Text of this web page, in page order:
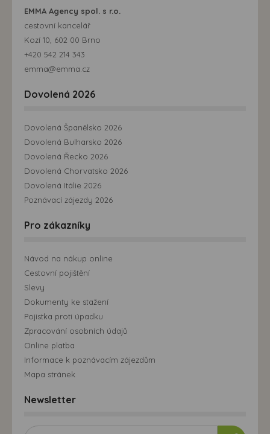
EMMA Agency spol. s r.o.
cestovní kancelář
Kozí 10, 602 00 Brno
+420 542 214 343
emma@emma.cz
Dovolená 2026
Dovolená Španělsko 2026
Dovolená Bulharsko 2026
Dovolená Řecko 2026
Dovolená Chorvatsko 2026
Dovolená Itálie 2026
Poznávací zájezdy 2026
Pro zákazníky
Návod na nákup online
Cestovní pojištění
Slevy
Dokumenty ke stažení
Pojistka proti úpadku
Zpracování osobních údajů
Online platba
Informace k poznávacím zájezdům
Mapa stránek
Newsletter